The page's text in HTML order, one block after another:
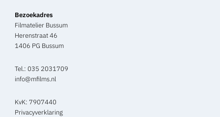
Bezoekadres
Filmatelier Bussum
Herenstraat 46
1406 PG Bussum
Tel.: 035 2031709
info@mfilms.nl
KvK: 7907440
Privacyverklaring